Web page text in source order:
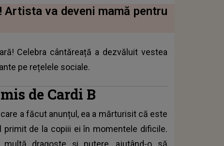
va deveni mamă pentru
Celebra cântăreață a dezvăluit vestea
pe rețelele sociale.
de Cardi B
a făcut anunțul, ea a mărturisit că este
de la copiii ei în momentele dificile.
dragoste și putere, ajutând-o să